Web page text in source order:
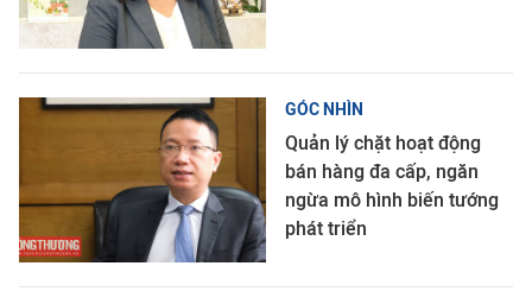
GÓC NHÌN
Quản lý chặt hoạt động
bán hàng đa cấp, ngăn
ngừa mô hình biến tướng
phát triển